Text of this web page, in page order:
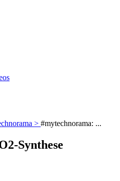
> #mytechnorama: ...
Synthese